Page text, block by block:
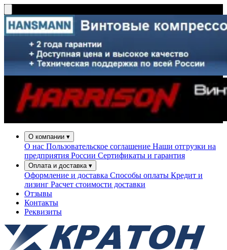
О компании ▾
О нас Пользовательское соглашение Наши отгрузки на
предприятия России Сертификаты и гарантия
Оплата и доставка ▾
Оформление и доставка Способы оплаты Кредит и
лизинг Расчет стоимости доставки
Отзывы
Контакты
Реквизиты